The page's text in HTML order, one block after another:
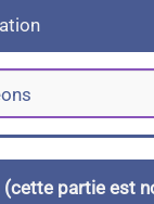
(cette partie est